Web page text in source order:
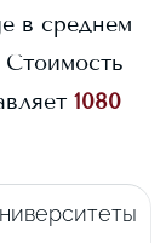
в среднем
Стоимость
1080